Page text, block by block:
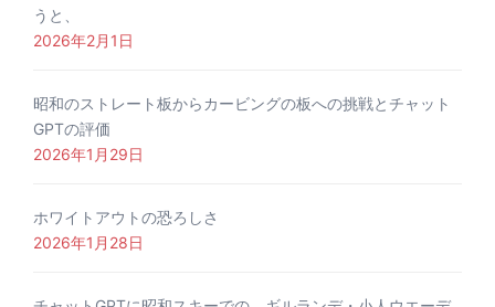
うと、
2026年2月1日
昭和のストレート板からカービングの板への挑戦とチャット
GPTの評価
2026年1月29日
ホワイトアウトの恐ろしさ
2026年1月28日